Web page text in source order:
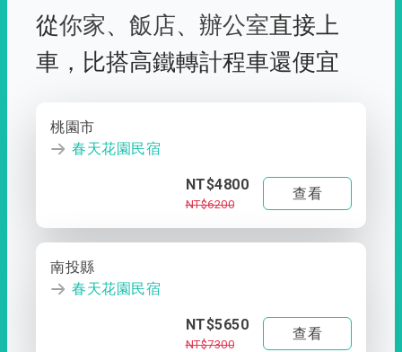
從你家、 飯店、 辦公室直接上
車， 比搭高鐵轉計程車還便宜
桃園市
春天花園民宿
NT$4800
NT$6200
查看
南投縣
春天花園民宿
NT$5650
NT$7300
查看